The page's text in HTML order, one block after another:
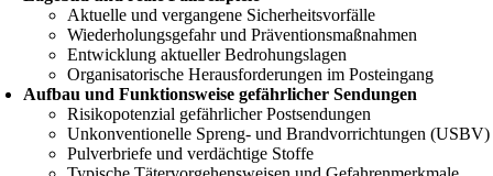
Aktuelle und vergangene Sicherheitsvorfälle
Wiederholungsgefahr und Präventionsmaßnahmen
Entwicklung aktueller Bedrohungslagen
Organisatorische Herausforderungen im Posteingang
Aufbau und Funktionsweise gefährlicher Sendungen
Risikopotenzial gefährlicher Postsendungen
Unkonventionelle Spreng- und Brandvorrichtungen (USBV)
Pulverbriefe und verdächtige Stoffe